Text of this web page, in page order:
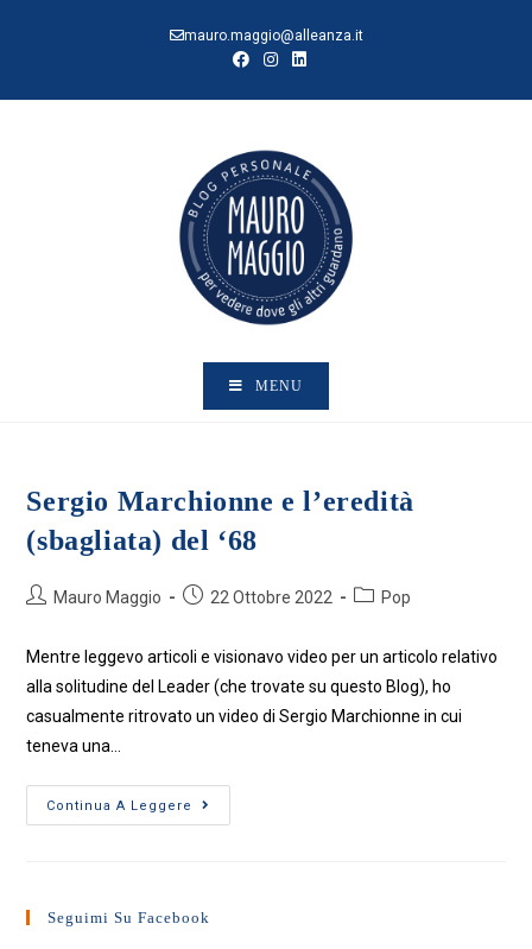
mauro.maggio@alleanza.it
MENU
Sergio Marchionne e l’eredità
(sbagliata) del ‘68
AutoreMauro Maggio
Articolo22 Ottobre 2022
Categoria
Pop
Mentre leggevo articoli e visionavo video per un articolo relativo
alla solitudine del Leader (che trovate su questo Blog), ho
casualmente ritrovato un video di Sergio Marchionne in cui
teneva una…
Continua A Leggere
Sergio
Marchionne
Seguimi Su Facebook